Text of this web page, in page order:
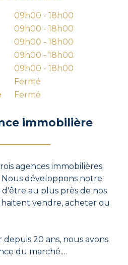
09h00 - 18h00
09h00 - 18h00
09h00 - 18h00
09h00 - 18h00
09h00 - 18h00
Fermé
Fermé
immobilière
agences immobilières
développons notre
au plus près de nos
acheter ou
20 ans, nous avons
du marché.